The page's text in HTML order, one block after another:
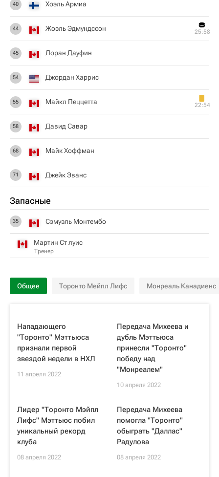
40 Хоэль Армиа
44 Жоэль Эдмундссон 25:58
45 Лоран Дауфин
54 Джордан Харрис
55 Майкл Пеццетта 22:54
58 Давид Савар
68 Майк Хоффман
71 Джейк Эванс
Запасные
35 Сэмуэль Монтембо
Мартин Ст луис
Тренер
Общее Торонто Мейпл Лифс Монреаль Канадиенс
Нападающего
"Торонто" Мэттьюса
признали первой
звездой недели в НХЛ
11 апреля 2022
Передача Михеева и
дубль Мэттьюса
принесли "Торонто"
победу над
"Монреалем"
10 апреля 2022
Лидер "Торонто Мэйпл
Лифс" Мэттьюс побил
уникальный рекорд
клуба
08 апреля 2022
Передача Михеева
помогла "Торонто"
обыграть "Даллас"
Радулова
08 апреля 2022